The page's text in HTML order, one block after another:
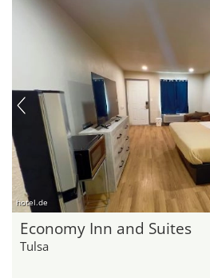
hotel.de
Economy Inn and Suites
Tulsa